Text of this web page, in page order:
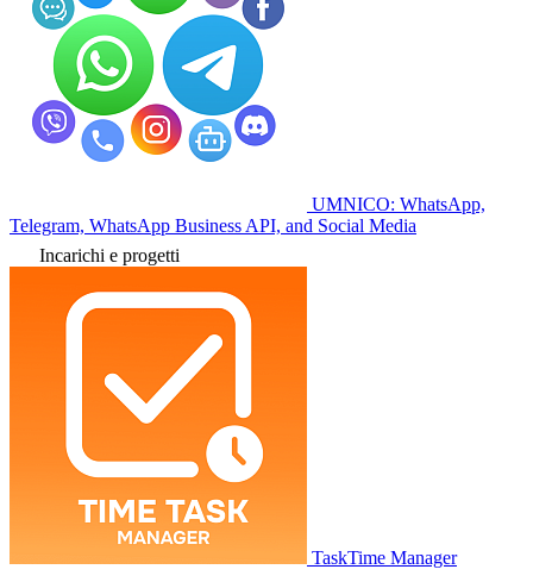
UMNICO: WhatsApp,
Telegram, WhatsApp Business API, and Social Media
Incarichi e progetti
TaskTime Manager